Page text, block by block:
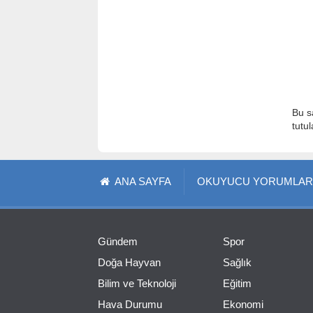
Bu
ANA SAYFA OKUYUCU
Gündem
Doğa Hayvan
Bilim ve Teknoloji
Hava Durumu
Spor
Sağlık
Eğitim
Ekonomi